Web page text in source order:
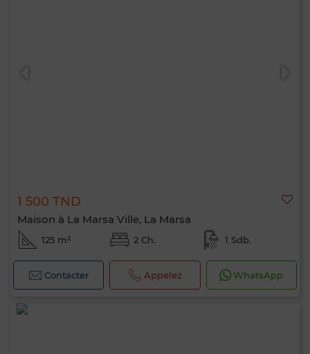
1 500 TND
Maison à La Marsa Ville, La Marsa
125 m² 2 Ch. 1 Sdb.
Contacter Appelez WhatsApp